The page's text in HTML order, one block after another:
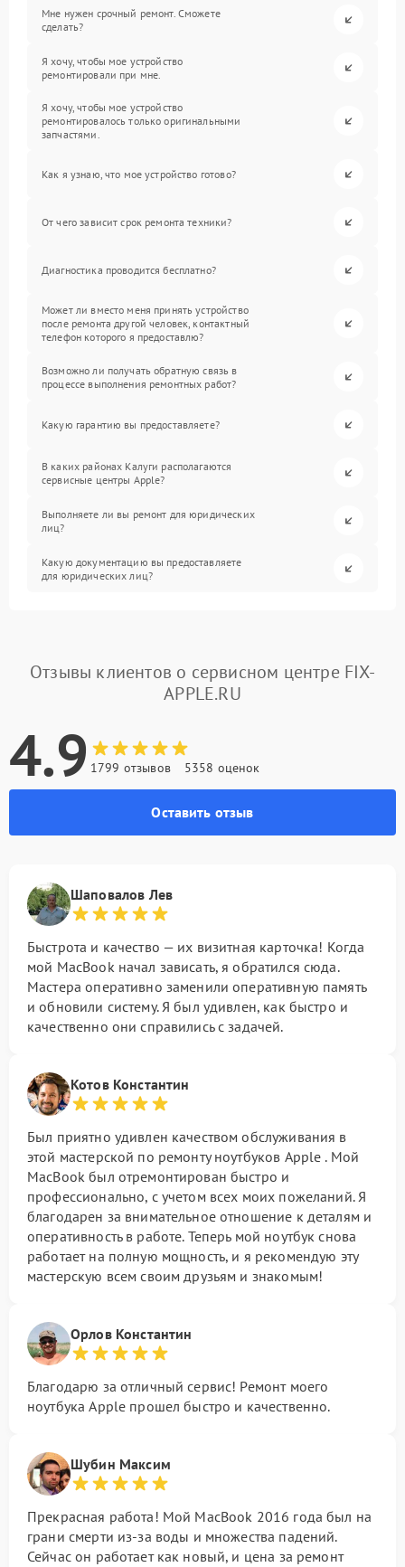
Мне нужен срочный ремонт. Сможете
сделать?
Я хочу, чтобы мое устройство
ремонтировали при мне.
Я хочу, чтобы мое устройство
ремонтировалось только оригинальными
запчастями.
Как я узнаю, что мое устройство готово?
От чего зависит срок ремонта техники?
Диагностика проводится бесплатно?
Может ли вместо меня принять устройство
после ремонта другой человек, контактный
телефон которого я предоставлю?
Возможно ли получать обратную связь в
процессе выполнения ремонтных работ?
Какую гарантию вы предоставляете?
В каких районах Калуги располагаются
сервисные центры Apple?
Выполняете ли вы ремонт для юридических
лиц?
Какую документацию вы предоставляете
для юридических лиц?
Отзывы клиентов о сервисном центре FIX-
APPLE.RU
4.9 1799 отзывов 5358 оценок
Оставить отзыв
Шаповалов Лев
Быстрота и качество — их визитная карточка! Когда
мой MacBook начал зависать, я обратился сюда.
Мастера оперативно заменили оперативную память
и обновили систему. Я был удивлен, как быстро и
качественно они справились с задачей.
Котов Константин
Был приятно удивлен качеством обслуживания в
этой мастерской по ремонту ноутбуков Apple . Мой
MacBook был отремонтирован быстро и
профессионально, с учетом всех моих пожеланий. Я
благодарен за внимательное отношение к деталям и
оперативность в работе. Теперь мой ноутбук снова
работает на полную мощность, и я рекомендую эту
мастерскую всем своим друзьям и знакомым!
Орлов Константин
Благодарю за отличный сервис! Ремонт моего
ноутбука Apple прошел быстро и качественно.
Шубин Максим
Прекрасная работа! Мой MacBook 2016 года был на
грани смерти из-за воды и множества падений.
Сейчас он работает как новый, и цена за ремонт